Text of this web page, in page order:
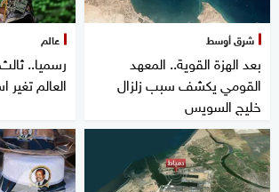
شرق أوسط
بعد الهزة القوية.. المعهد
القومي يكشف سبب زلزال
خليج السويس
عالم
رسميا..
العالم تغير